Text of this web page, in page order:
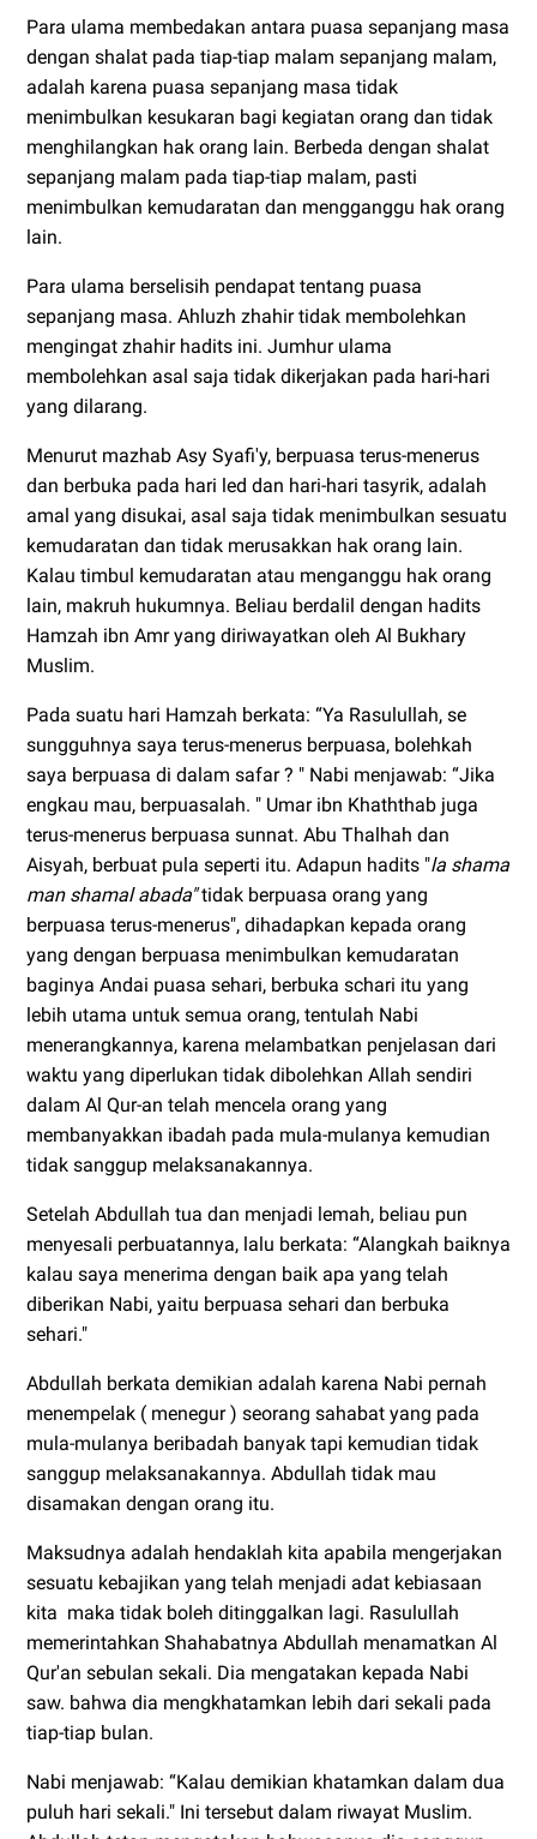
Para ulama membedakan antara puasa sepanjang masa
dengan shalat pada tiap-tiap malam sepanjang malam,
adalah karena puasa sepanjang masa tidak
menimbulkan kesukaran bagi kegiatan orang dan tidak
menghilangkan hak orang lain. Berbeda dengan shalat
sepanjang malam pada tiap-tiap malam, pasti
menimbulkan kemudaratan dan mengganggu hak orang
lain.
Para ulama berselisih pendapat tentang puasa
sepanjang masa. Ahluzh zhahir tidak membolehkan
mengingat zhahir hadits ini. Jumhur ulama
membolehkan asal saja tidak dikerjakan pada hari-hari
yang dilarang.
Menurut mazhab Asy Syafi'y, berpuasa terus-menerus
dan berbuka pada hari led dan hari-hari tasyrik, adalah
amal yang disukai, asal saja tidak menimbulkan sesuatu
kemudaratan dan tidak merusakkan hak orang lain.
Kalau timbul kemudaratan atau menganggu hak orang
lain, makruh hukumnya. Beliau berdalil dengan hadits
Hamzah ibn Amr yang diriwayatkan oleh Al Bukhary
Muslim.
Pada suatu hari Hamzah berkata: “Ya Rasulullah, se
sungguhnya saya terus-menerus berpuasa, bolehkah
saya berpuasa di dalam safar ? " Nabi menjawab: “Jika
engkau mau, berpuasalah. " Umar ibn Khaththab juga
terus-menerus berpuasa sunnat. Abu Thalhah dan
Aisyah, berbuat pula seperti itu. Adapun hadits "la shama
man shamal abada"tidak berpuasa orang yang
berpuasa terus-menerus", dihadapkan kepada orang
yang dengan berpuasa menimbulkan kemudaratan
baginya Andai puasa sehari, berbuka schari itu yang
lebih utama untuk semua orang, tentulah Nabi
menerangkannya, karena melambatkan penjelasan dari
waktu yang diperlukan tidak dibolehkan Allah sendiri
dalam Al Qur-an telah mencela orang yang
membanyakkan ibadah pada mula-mulanya kemudian
tidak sanggup melaksanakannya.
Setelah Abdullah tua dan menjadi lemah, beliau pun
menyesali perbuatannya, lalu berkata: “Alangkah baiknya
kalau saya menerima dengan baik apa yang telah
diberikan Nabi, yaitu berpuasa sehari dan berbuka
sehari."
Abdullah berkata demikian adalah karena Nabi pernah
menempelak ( menegur ) seorang sahabat yang pada
mula-mulanya beribadah banyak tapi kemudian tidak
sanggup melaksanakannya. Abdullah tidak mau
disamakan dengan orang itu.
Maksudnya adalah hendaklah kita apabila mengerjakan
sesuatu kebajikan yang telah menjadi adat kebiasaan
kita maka tidak boleh ditinggalkan lagi. Rasulullah
memerintahkan Shahabatnya Abdullah menamatkan Al
Qur'an sebulan sekali. Dia mengatakan kepada Nabi
saw. bahwa dia mengkhatamkan lebih dari sekali pada
tiap-tiap bulan.
Nabi menjawab: “Kalau demikian khatamkan dalam dua
puluh hari sekali." Ini tersebut dalam riwayat Muslim.